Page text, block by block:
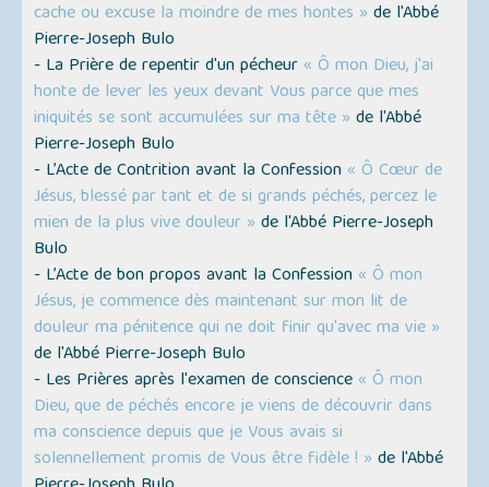
cache ou excuse la moindre de mes hontes » de l'Abbé
Pierre-Joseph Bulo
- La Prière de repentir d'un pécheur « Ô mon Dieu, j'ai
honte de lever les yeux devant Vous parce que mes
iniquités se sont accumulées sur ma tête » de l'Abbé
Pierre-Joseph Bulo
- L’Acte de Contrition avant la Confession « Ô Cœur de
Jésus, blessé par tant et de si grands péchés, percez le
mien de la plus vive douleur » de l'Abbé Pierre-Joseph
Bulo
- L’Acte de bon propos avant la Confession « Ô mon
Jésus, je commence dès maintenant sur mon lit de
douleur ma pénitence qui ne doit finir qu'avec ma vie »
de l'Abbé Pierre-Joseph Bulo
- Les Prières après l'examen de conscience « Ô mon
Dieu, que de péchés encore je viens de découvrir dans
ma conscience depuis que je Vous avais si
solennellement promis de Vous être fidèle ! » de l'Abbé